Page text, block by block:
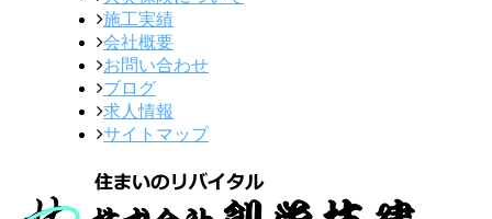
施工実績
会社概要
お問い合わせ
ブログ
求人情報
サイトマップ